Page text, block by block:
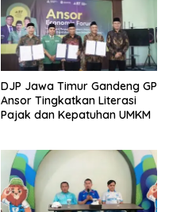
DJP Jawa Timur Gandeng GP
Ansor Tingkatkan Literasi
Pajak dan Kepatuhan UMKM